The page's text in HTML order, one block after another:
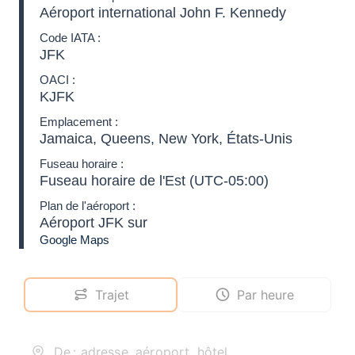
Aéroport international John F. Kennedy
Code IATA :
JFK
OACI :
KJFK
Emplacement :
Jamaica, Queens, New York, États-Unis
Fuseau horaire :
Fuseau horaire de l'Est (UTC-05:00)
Plan de l'aéroport :
Aéroport JFK sur
Google Maps